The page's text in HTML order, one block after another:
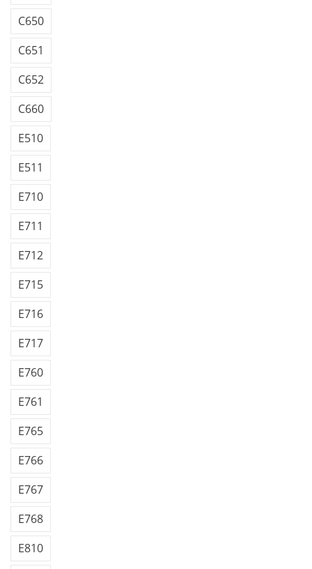
C650
C651
C652
C660
E510
E511
E710
E711
E712
E715
E716
E717
E760
E761
E765
E766
E767
E768
E810